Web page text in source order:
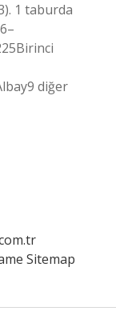
1 taburda
diğer
Sitemap